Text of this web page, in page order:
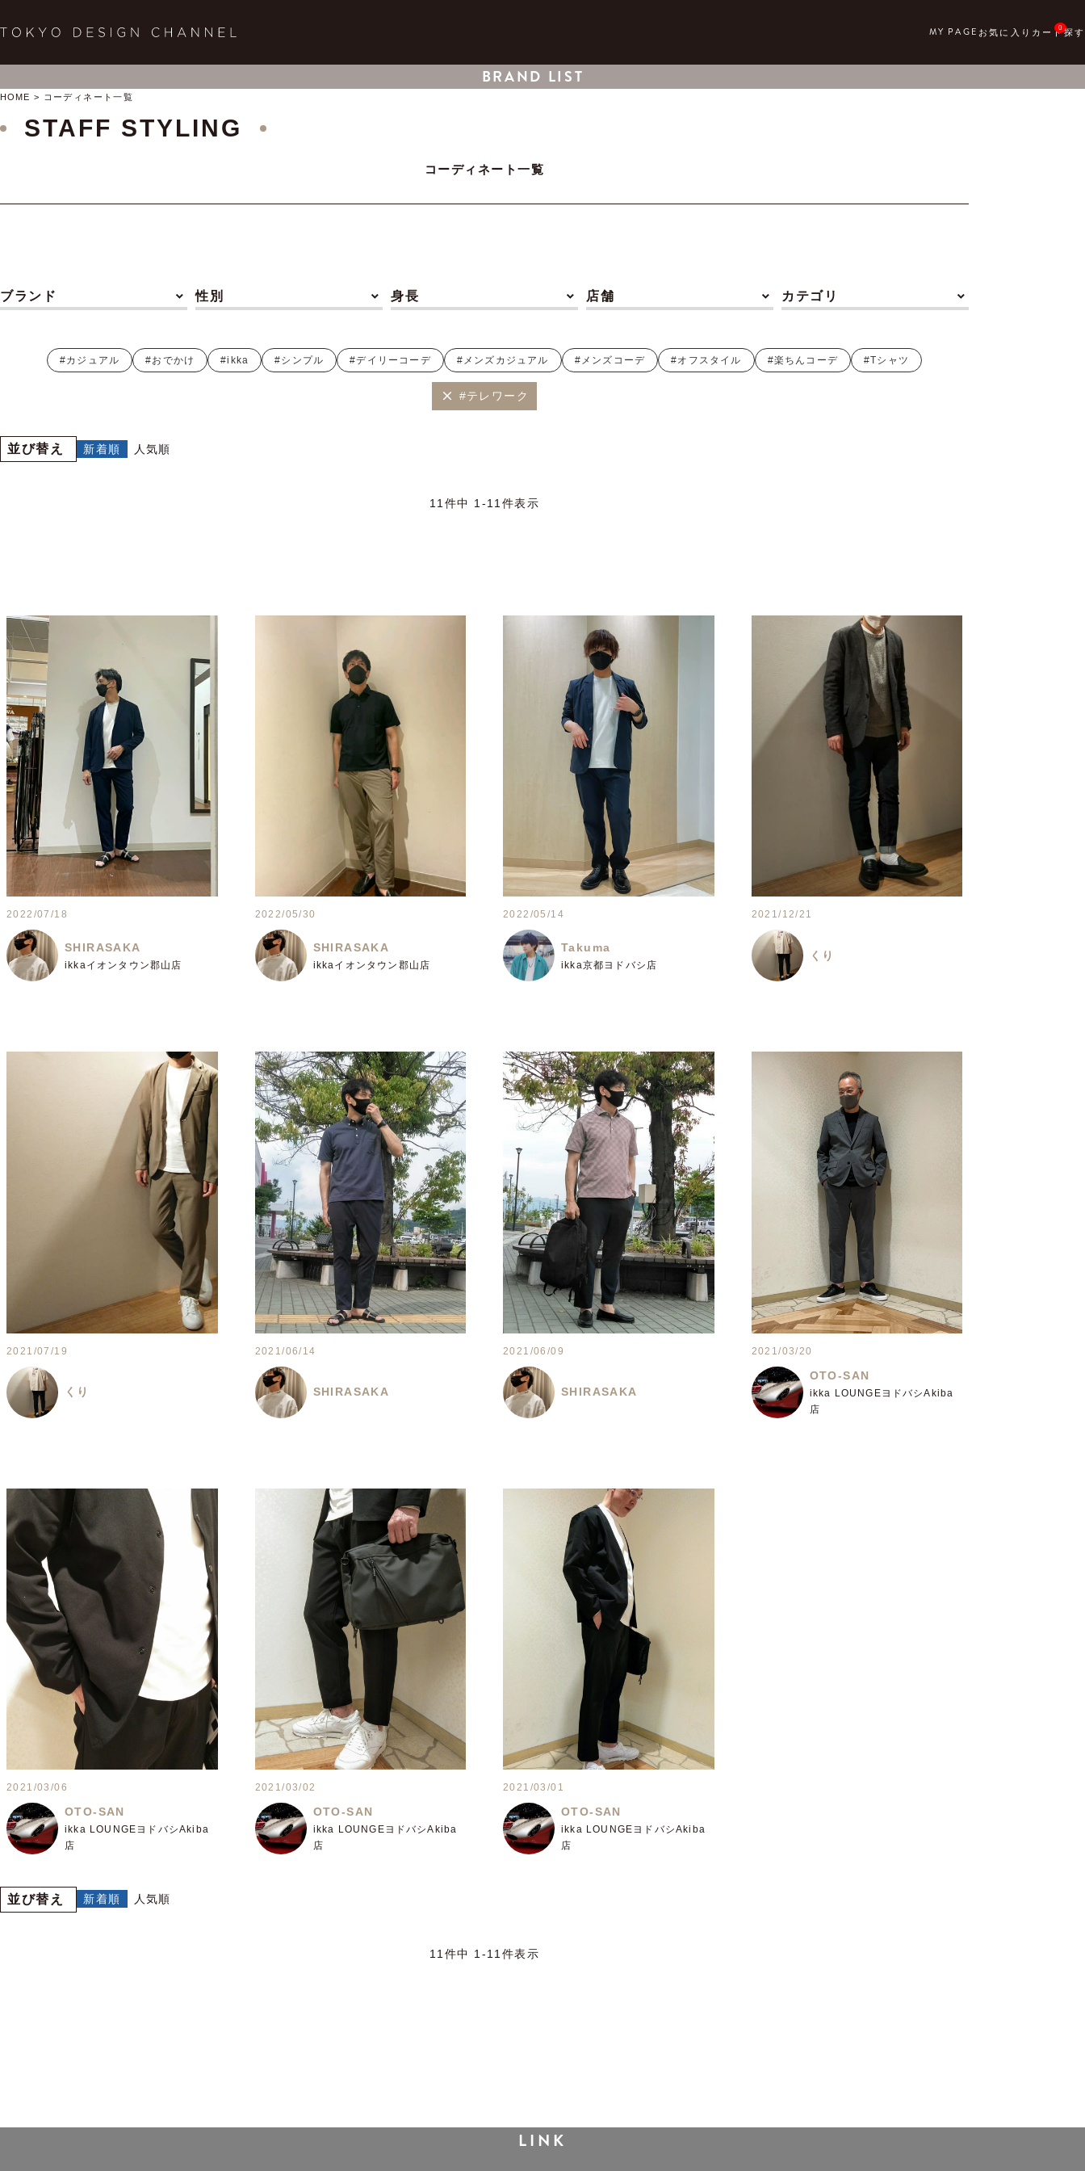
0
BRAND LIST
HOME コーディネート一覧
STAFF STYLING
コーディネート一覧
ブランド 性別 身長 店舗 カテゴリ
#カジュアル #おでかけ #ikka #シンプル #デイリーコーデ #メンズカジュアル #メンズコーデ #オフスタイル #楽ちんコーデ #Tシャツ
#テレワーク
並び替え 新着順 人気順
11 件中 1 -11 件表示
2022/07/18
SHIRASAKA
ikkaイオンタウン郡山店
2022/05/30
SHIRASAKA
ikkaイオンタウン郡山店
2022/05/14
Takuma
ikka京都ヨドバシ店
2021/12/21
くり
2021/07/19
くり
2021/06/14
SHIRASAKA
2021/06/09
SHIRASAKA
2021/03/20
OTO-SAN
ikka LOUNGEヨドバシAkiba
店
2021/03/06
OTO-SAN
ikka LOUNGEヨドバシAkiba
店
2021/03/02
OTO-SAN
ikka LOUNGEヨドバシAkiba
店
2021/03/01
OTO-SAN
ikka LOUNGEヨドバシAkiba
店
並び替え 新着順 人気順
11 件中 1 -11 件表示
LINK